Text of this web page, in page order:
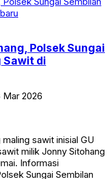
Polsek Sungai
Sawit di
2026
sawit inisial GU
milik Jonny Sitohang
Informasi
Sungai Sembilan